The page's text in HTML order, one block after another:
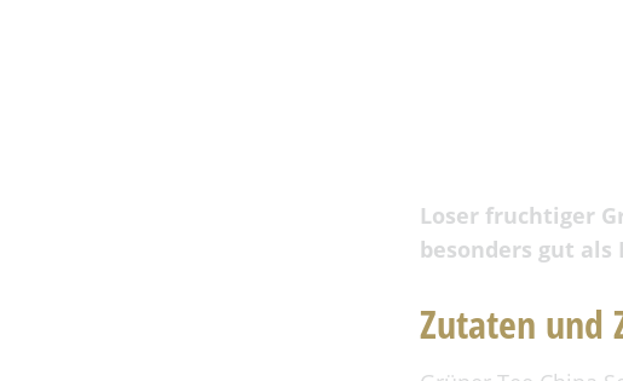
Loser fruchtiger
besonders gut als
Zutaten und